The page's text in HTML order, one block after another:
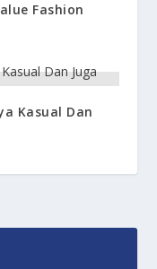
Fashion
Kasual Dan